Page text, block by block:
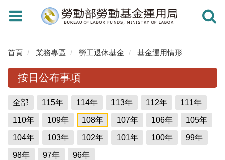
Toggle
navigation
Toggle
首頁 業務專區 勞工退休基金 基金運用情形
按日公布事項
全部 115年 114年 113年 112年 111年
110年 109年 108年 107年 106年 105年
104年 103年 102年 101年 100年 99年
98年 97年 96年